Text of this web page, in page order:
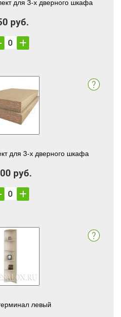
для 3-х дверного шкафа
руб.
для 3-х дверного шкафа
руб.
левый